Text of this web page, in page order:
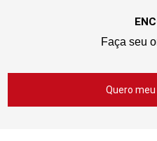
Faça seu
Quero